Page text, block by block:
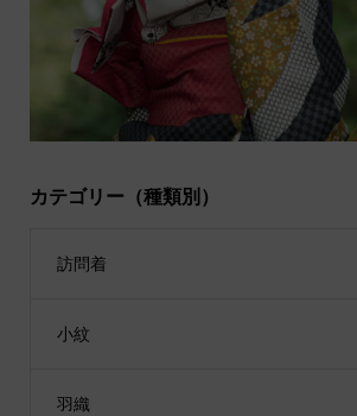
カテゴリー（種類別）
訪問着
小紋
羽織